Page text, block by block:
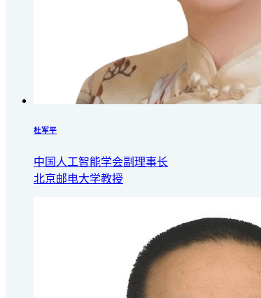
杜军平
中国人工智能学会副理事长
北京邮电大学教授